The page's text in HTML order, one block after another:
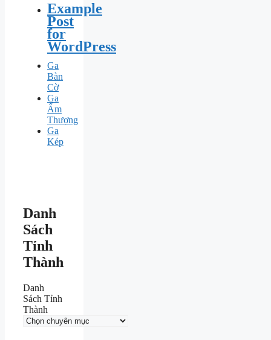
Example
Post
for
WordPress
Ga
Bàn
Cờ
Ga
Ấm
Thượng
Ga
Kép
Danh
Sách
Tỉnh
Thành
Danh
Sách Tỉnh
Thành